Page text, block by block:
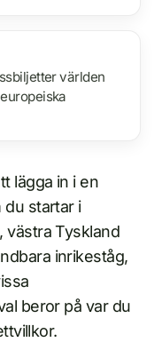
världen
lägga in i en
du startar i
västra Tyskland
inrikeståg,
beror på var du